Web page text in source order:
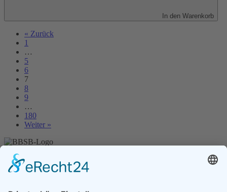
In den Warenkorb
« Zurück
1
…
5
6
7
8
9
…
180
Weiter »
Unser Angebot
Shop